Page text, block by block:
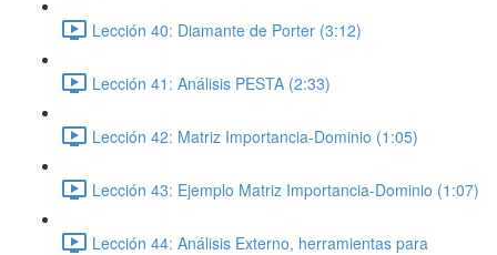
Lección 40: Diamante de Porter (3:12)
Lección 41: Análisis PESTA (2:33)
Lección 42: Matriz Importancia-Dominio (1:05)
Lección 43: Ejemplo Matriz Importancia-Dominio (1:07)
Lección 44: Análisis Externo, herramientas para